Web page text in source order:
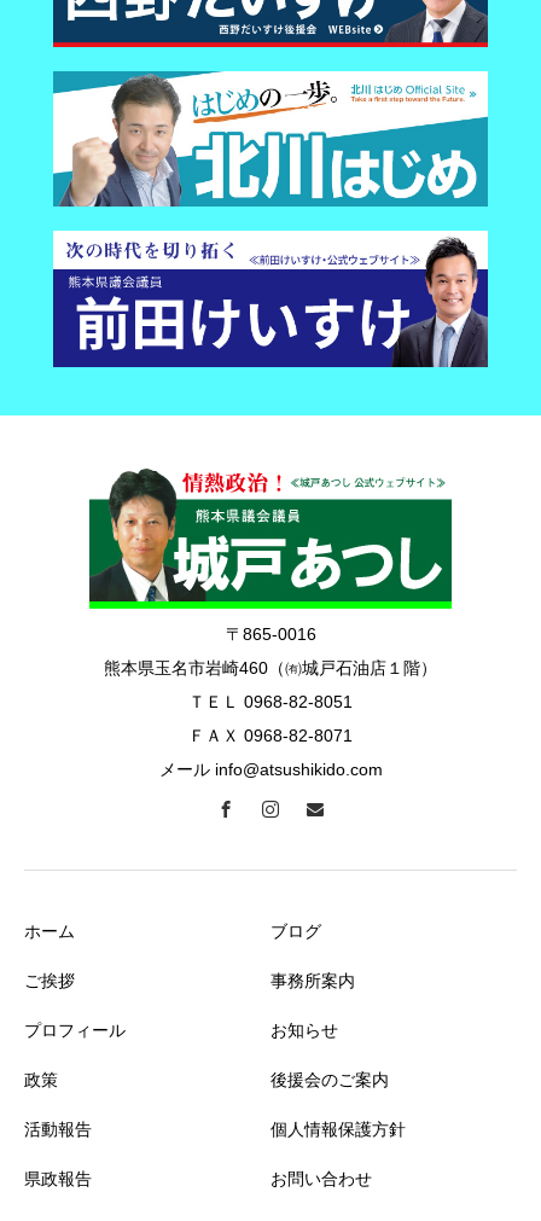
〒865-0016
熊本県玉名市岩崎460（㈲城戸石油店１階）
ＴＥＬ 0968-82-8051
ＦＡＸ 0968-82-8071
メール info@atsushikido.com
ホーム
ご挨拶
プロフィール
政策
活動報告
県政報告
ブログ
事務所案内
お知らせ
後援会のご案内
個人情報保護方針
お問い合わせ